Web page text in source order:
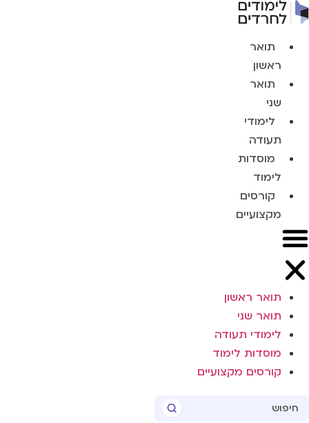
תואר
ראשון
תואר
שני
לימודי
תעודה
מוסדות
לימוד
קורסים
מקצועיים
תואר ראשון
תואר שני
לימודי תעודה
מוסדות לימוד
קורסים מקצועיים